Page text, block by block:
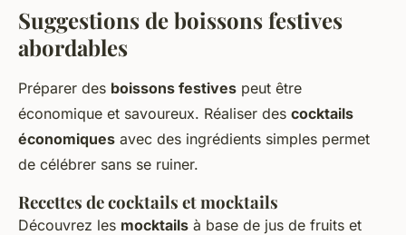
Suggestions de boissons festives
abordables
Préparer des boissons festives peut être
économique et savoureux. Réaliser des cocktails
économiques avec des ingrédients simples permet
de célébrer sans se ruiner.
Recettes de cocktails et mocktails
Découvrez les mocktails à base de jus de fruits et